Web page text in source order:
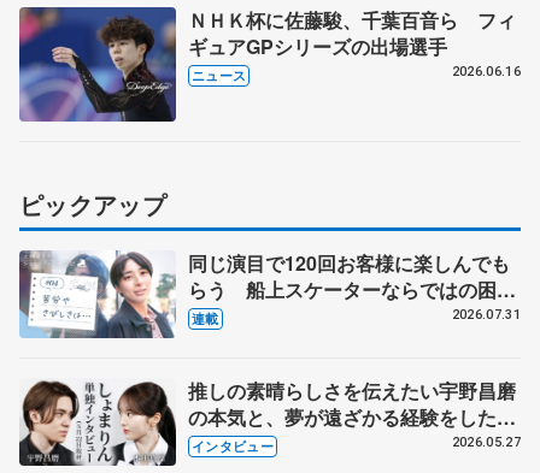
ＮＨＫ杯に佐藤駿、千葉百音ら フィ
ギュアGPシリーズの出場選手
ニュース 2026.06.16
ピックアップ
同じ演目で120回お客様に楽しんでも
らう 船上スケーターならではの困難
とは 影響あったPIW前キャプテン松
連載 2026.07.31
推しの素晴らしさを伝えたい宇野昌磨
の本気と、夢が遠ざかる経験をした本
田真凜の覚悟
インタビュー 2026.05.27